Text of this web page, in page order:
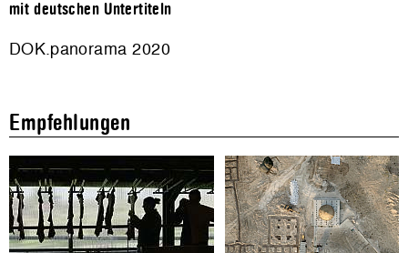
mit deutschen Untertiteln
DOK.panorama 2020
Empfehlungen